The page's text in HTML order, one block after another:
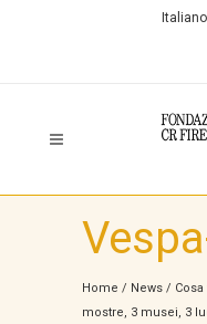
Italiano
Home / News /
mostre, 3 musei, 3